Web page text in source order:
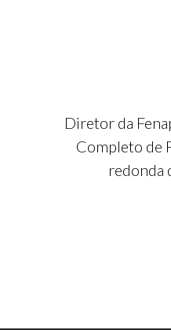
Diretor da
Completo de
redonda